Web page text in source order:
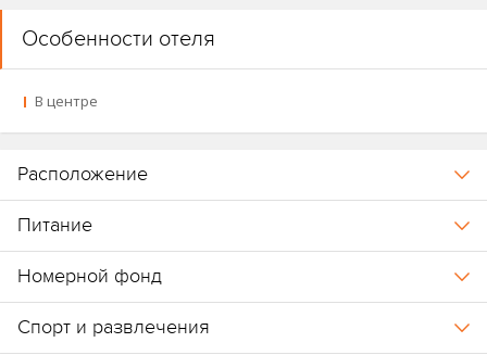
Особенности отеля
В центре
Расположение
Питание
Номерной фонд
Спорт и развлечения